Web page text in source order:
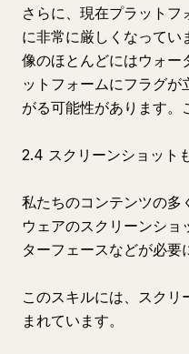
さらに、現在プラット
に非常に厳しくなって
像のほとんどにはウォー
ットフォームにフラグ
がる可能性があります。
2.4 スクリーンショット
私たちのコンテンツの多
ウェアのスクリーンシ
ターフェースなどが必要
このスキルには、スク
まれています。